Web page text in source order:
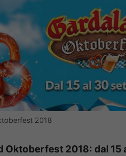
2018
Oktoberfest 2018: dal